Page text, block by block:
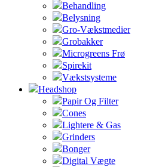
Behandling
Belysning
Gro-Vækstmedier
Grobakker
Microgreens Frø
Spirekit
Vækstsysteme
Headshop
Papir Og Filter
Cones
Lightere & Gas
Grinders
Bonger
Digital Vægte